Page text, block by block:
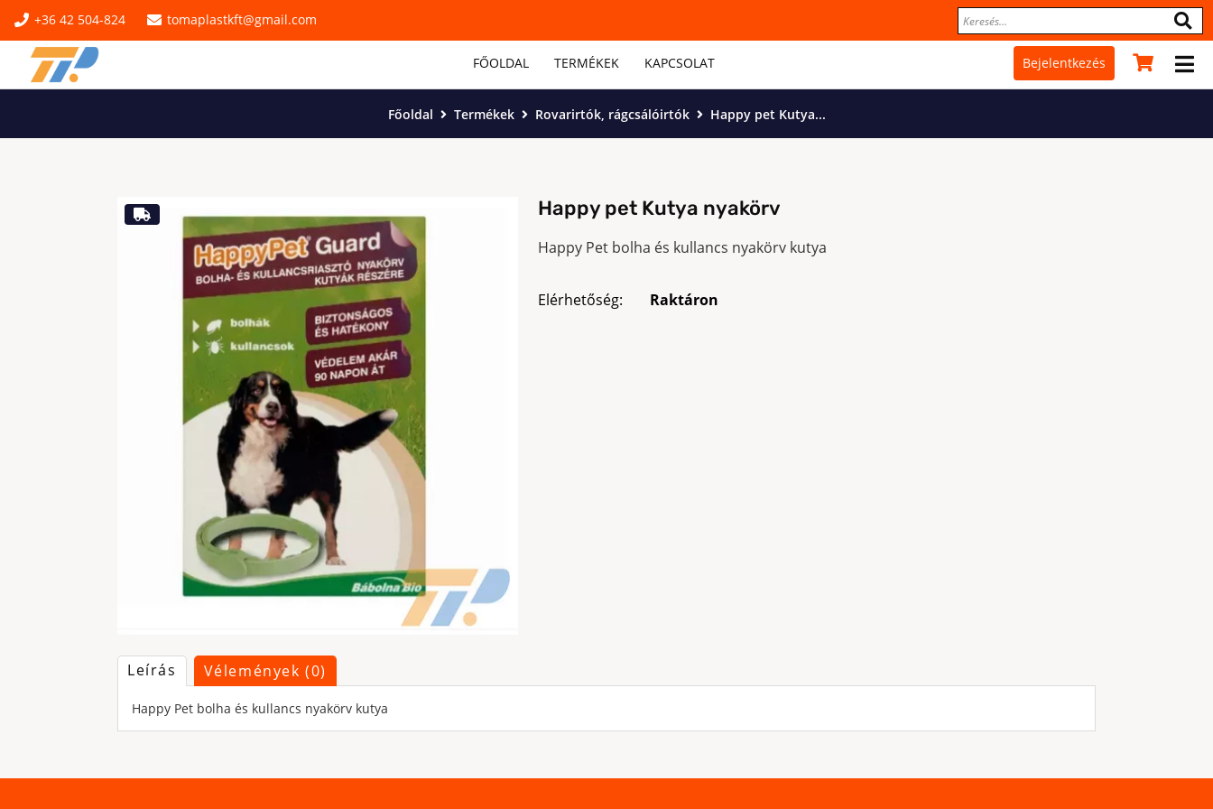
+36 42 504-824 tomaplastkft@gmail.com
FŐOLDAL TERMÉKEK KAPCSOLAT Bejelentkezés
Főoldal Termékek Rovarirtók, rágcsálóirtók Happy pet Kutya...
Happy pet Kutya nyakörv
Happy Pet bolha és kullancs nyakörv kutya
Elérhetőség: Raktáron
Leírás Vélemények (0)
Happy Pet bolha és kullancs nyakörv kutya